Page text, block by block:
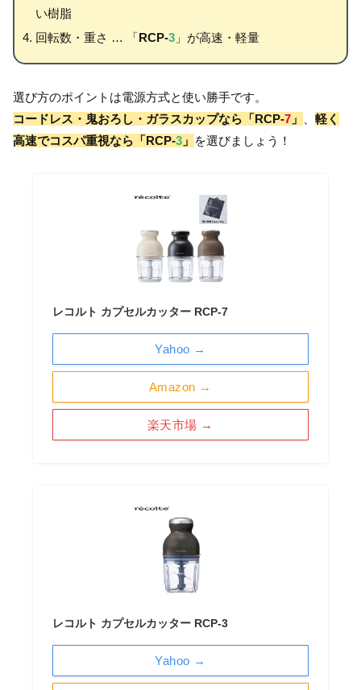
い樹脂
回転数・重さ … 「RCP-3」が高速・軽量
選び方のポイントは電源方式と使い勝手です。
コードレス・鬼おろし・ガラスカップなら「RCP-7 」
軽く
高速でコスパ重視なら「RCP-3 」 を選びましょう！
レコルト カプセルカッター RCP-7
Amazon →
楽天市場 →
Yahoo →
レコルト カプセルカッター RCP-3
Yahoo →